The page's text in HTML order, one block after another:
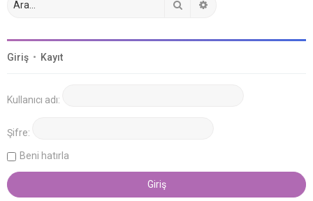
Giriş • Kayıt
Kullanıcı adı:
Şifre:
Beni hatırla